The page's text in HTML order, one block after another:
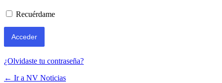
Recuérdame
¿Olvidaste tu contraseña?
← Ir a NV Noticias